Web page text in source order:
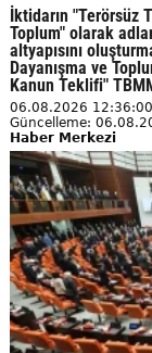
İktidarın "Terörsüz
Toplum" olarak
altyapısını
Dayanışma ve
Kanun Teklifi"
06.08.2026
Güncelleme:
Haber Merkezi